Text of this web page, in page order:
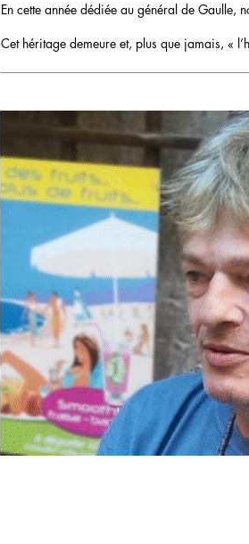
En cette année dédiée au général de Gaulle,
Cet héritage demeure et, plus que jamais, «